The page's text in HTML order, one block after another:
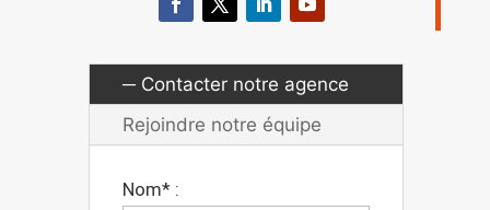
Contacter notre agence
Rejoindre notre équipe
Nom* :